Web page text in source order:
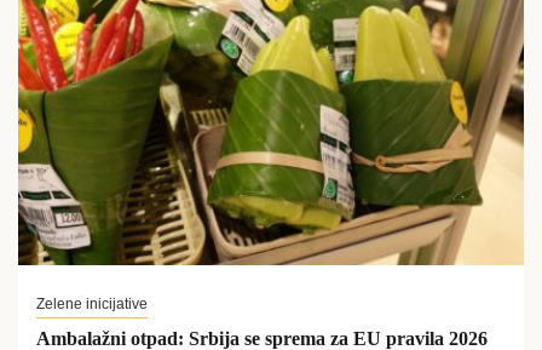
Zelene inicijative
Ambalažni otpad: Srbija se sprema za EU pravila 2026